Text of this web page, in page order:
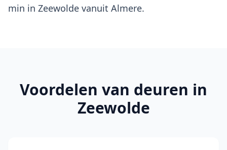
min in Zeewolde vanuit Almere.
Voordelen van deuren in
Zeewolde